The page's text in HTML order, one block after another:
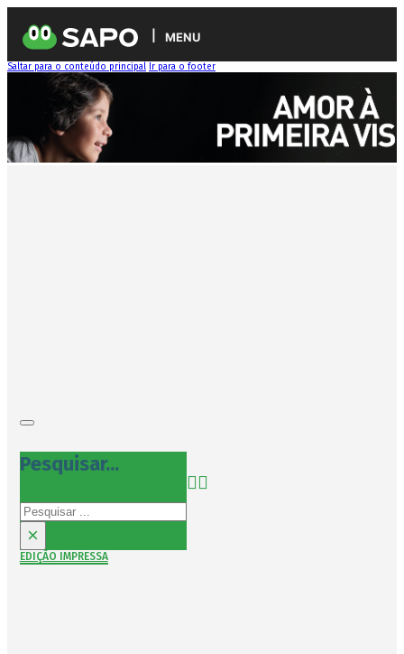
MENU
Saltar para o conteúdo principal Ir para o footer
Pesquisar...
Pesquisar
×
EDIÇÃO IMPRESSA